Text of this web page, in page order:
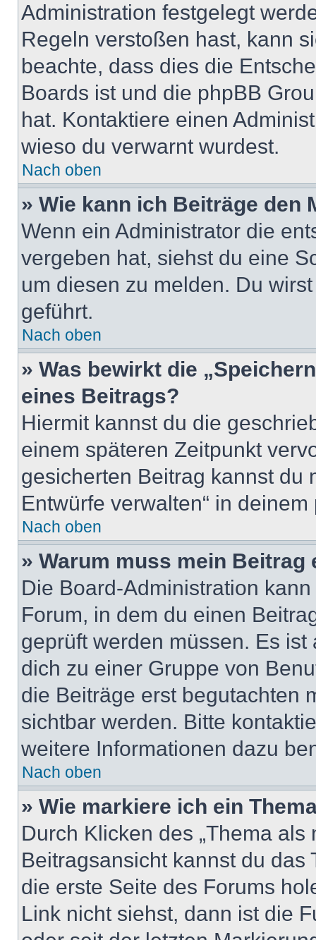
Administration festgelegt
Regeln verstoßen hast, kann
beachte, dass dies die
Boards ist und die phpBB
hat. Kontaktiere einen
wieso du verwarnt wurdest.
Nach oben
» Wie kann ich Beiträge den
Wenn ein Administrator die
vergeben hat, siehst du eine
um diesen zu melden. Du
geführt.
Nach oben
» Was bewirkt die
eines Beitrags?
Hiermit kannst du die
einem späteren Zeitpunkt
gesicherten Beitrag kannst du
Entwürfe verwalten“ in
Nach oben
» Warum muss mein
Die Board-Administration
Forum, in dem du einen
geprüft werden müssen. Es
dich zu einer Gruppe von
die Beiträge erst begutachten
sichtbar werden. Bitte
weitere Informationen dazu
Nach oben
» Wie markiere ich ein
Durch Klicken des „Thema
Beitragsansicht kannst du
die erste Seite des Forums
Link nicht siehst, dann ist die